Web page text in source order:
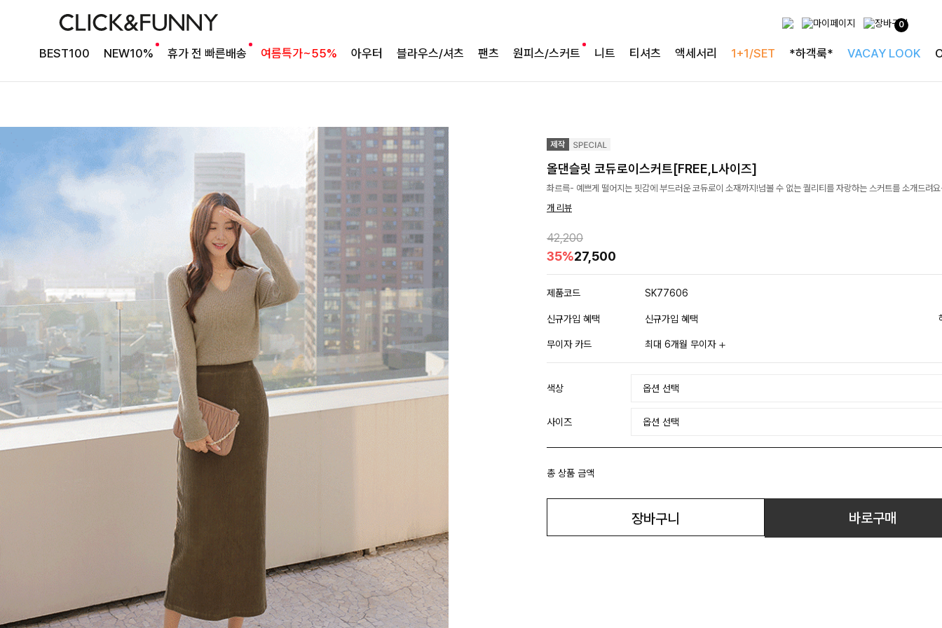
0
BEST100 NEW10% 휴가 전 빠른배송 여름특가~55% 아우터 블라우스/셔츠 팬츠 원피스/스커트 니트 티셔츠 액세서리 1+1/SET *하객룩* VACAY LOOK
올댄슬릿 코듀로이스커트[FREE,L사이즈]
촤르륵- 예쁘게 떨어지는 핏감에 부드러운 코듀로이 소재까지!넘볼 수 없는 퀄리티를 자랑하는 스커트를 소개드려
개 리뷰
42,200
35%27,500
제품코드 SK77606
신규가입 혜택 신규가입 혜택
무이자 카드 최대 6개월 무이자
색상
사이즈
총 상품 금액
장바구니 바로구매